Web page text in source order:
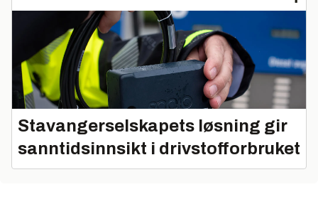
Stavangerselskapets løsning gir
sanntidsinnsikt i drivstofforbruket